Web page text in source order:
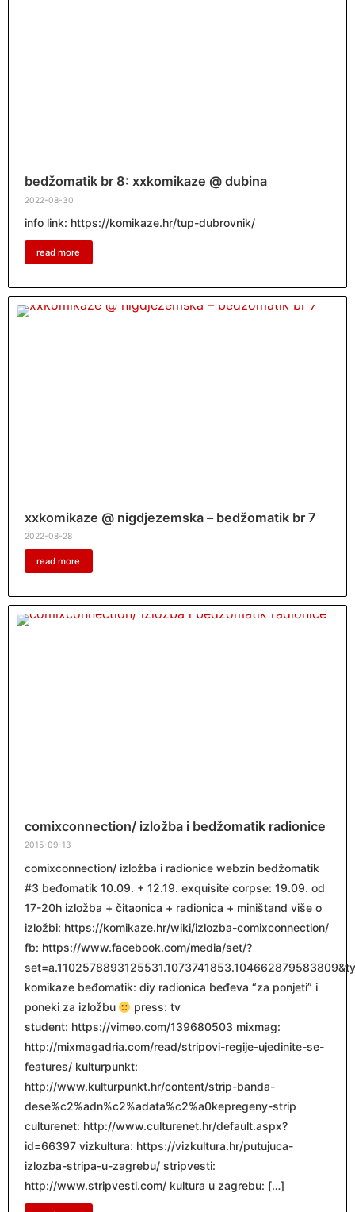
bedžomatik br 8: xxkomikaze @ dubina
2022-08-30
info link: https://komikaze.hr/tup-dubrovnik/
read more
xxkomikaze @ nigdjezemska – bedžomatik br 7
2022-08-28
read more
comixconnection/ izložba i bedžomatik radionice
2015-09-13
comixconnection/ izložba i radionice webzin bedžomatik
#3 beđomatik 10.09. + 12.19. exquisite corpse: 19.09. od
17-20h izložba + čitaonica + radionica + miništand više o
izložbi: https://komikaze.hr/wiki/izlozba-comixconnection/
fb: https://www.facebook.com/media/set/?
komikaze beđomatik: diy radionica beđeva “za ponjeti” i
poneki za izložbu
press: tv
student: https://vimeo.com/139680503 mixmag:
http://mixmagadria.com/read/stripovi-regije-ujedinite-se-
features/ kulturpunkt:
http://www.kulturpunkt.hr/content/strip-banda-
dese%c2%adn%c2%adata%c2%a0kepregeny-strip
culturenet: http://www.culturenet.hr/default.aspx?
id=66397 vizkultura: https://vizkultura.hr/putujuca-
izlozba-stripa-u-zagrebu/ stripvesti:
http://www.stripvesti.com/ kultura u zagrebu: […]